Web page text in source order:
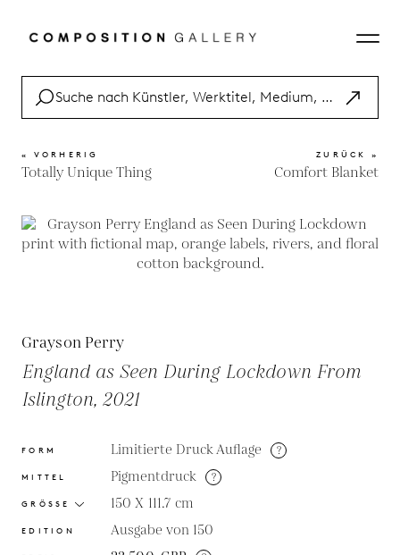
« VORHERIG
Totally Unique Thing
ZURÜCK »
Comfort Blanket
Grayson Perry
England as Seen During Lockdown From
Islington, 2021
FORM Limitierte Druck Auflage ?
MITTEL Pigmentdruck ?
GRÖSSE 150 X 111.7 cm
EDITION Ausgabe von 150